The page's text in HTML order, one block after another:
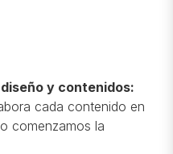
y contenidos:
cada contenido en
comenzamos la